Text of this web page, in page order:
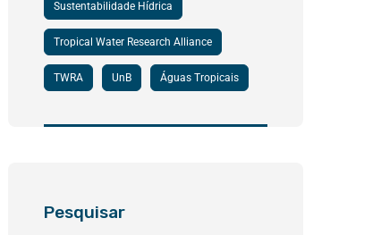
Sustentabilidade Hídrica
Tropical Water Research Alliance
TWRA UnB Águas Tropicais
Pesquisar